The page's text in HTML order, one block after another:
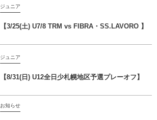
ジュニア
【3/25(土) U7/8 TRM vs FIBRA・SS.LAVORO 】
ジュニア
【8/31(日) U12全日少札幌地区予選プレーオフ】
お知らせ